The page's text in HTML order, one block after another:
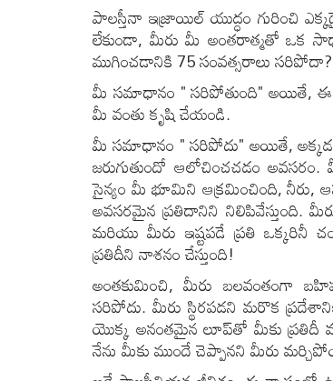
పాలస్తీనా ఇజ్రాయిల్ యుద్ధం గురించి
లేకుండా, మీరు మీ అంతరాత్మతో ఒక
ముగించడానికి 75 సంవత్సరాలు
మీ సమాధానం " సరిపోతుంది" అయితే, ఈ
మీ వంతు కృషి చేయండి.
మీ సమాధానం " సరిపోదు" అయితే, అక్కడ
జరుగుతుందో ఆలోచించచడం అవసరం.
సైన్యం మీ భూమిని ఆక్రమించింది, నీరు,
అవసరమైన ప్రతిదానిని నిలిపివేస్తుంది.
మరియు మీరు ఇష్టపడే ప్రతి ఒక్కరినీ
ప్రతిదీని నాశనం చేస్తుంది!
అంతకుమించి, మీరు బలవంతంగా
సరిపోదు. మీరు స్థిరపడని మరొక
యొక్క అనంతమైన లూప్‌తో మీకు ప్రతిదీ
నేను మీకు ముందే చెప్పానని మీరు